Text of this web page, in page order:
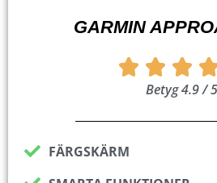
GARMIN
  
Betyg 4.9 / 5
FÄRGSKÄRM